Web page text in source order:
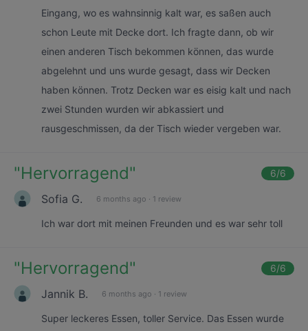
Eingang, wo es wahnsinnig kalt war, es saßen auch
schon Leute mit Decke dort. Ich fragte dann, ob wir
einen anderen Tisch bekommen können, das wurde
abgelehnt und uns wurde gesagt, dass wir Decken
haben können. Trotz Decken war es eisig kalt und nach
zwei Stunden wurden wir abkassiert und
rausgeschmissen, da der Tisch wieder vergeben war.
"Hervorragend" 6/6
Sofia G. 6 months ago · 1 review
Ich war dort mit meinen Freunden und es war sehr toll
"Hervorragend" 6/6
Jannik B. 6 months ago · 1 review
Super leckeres Essen, toller Service. Das Essen wurde